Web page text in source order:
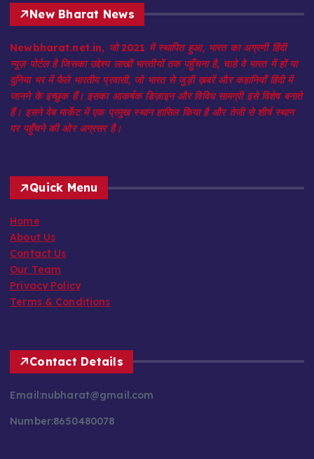
New Bharat News
Newbharat.net.in, जो 2021 में स्थापित हुआ, भारत का अग्रणी हिंदी
न्यूज़ पोर्टल है जिसका उद्देश्य लाखों भारतीयों तक पहुँचना है, चाहे वे भारत में हों या
दुनिया भर में फैले भारतीय प्रवासी, जो भारत से जुड़ी ख़बरें और कहानियाँ हिंदी में
जानने के इच्छुक हैं। इसका आकर्षक डिज़ाइन और विविध सामग्री इसे विशेष बनाते
हैं। इसने वेब मार्केट में एक प्रमुख स्थान हासिल किया है और तेजी से शीर्ष स्थान
पर पहुँचने की ओर अग्रसर है।
Quick Menu
Home
About Us
Contact Us
Our Team
Privacy Policy
Terms & Conditions
Contact Details
Email:nubharat@gmail.com
Number:8650480078